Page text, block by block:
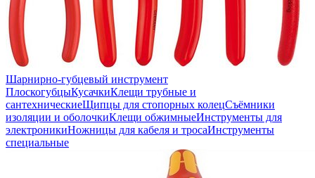
Шарнирно-губцевый инструмент
ПлоскогубцыКусачкиКлещи трубные и
сантехническиеЩипцы для стопорных колецСъёмники
изоляции и оболочкиКлещи обжимныеИнструменты для
электроникиНожницы для кабеля и тросаИнструменты
специальные